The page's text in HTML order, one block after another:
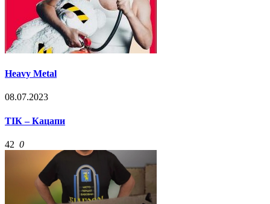
Heavy Metal
08.07.2023
ТІК – Кацапи
42 0